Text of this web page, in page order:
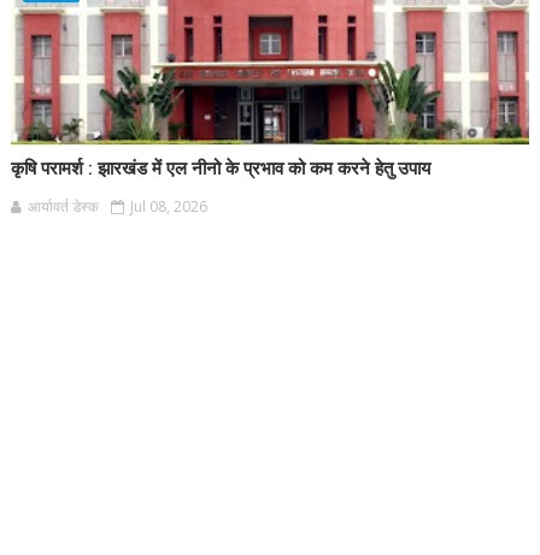
कृषि परामर्श : झारखंड में एल नीनो के प्रभाव को कम करने हेतु उपाय
आर्यावर्त डेस्क Jul 08, 2026